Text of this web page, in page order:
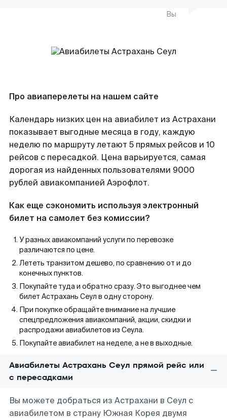
Вы
Про авиаперелеты на нашем сайте
Календарь низких цен на авиабилет из Астрахани
показывает выгодные месяца в году, каждую
неделю по маршруту летают 5 прямых рейсов и 10
рейсов с пересадкой. Цена варьируется, самая
дорогая из найденных пользователями 9000
рублей авиакомпанией Аэрофлот.
Как еще сэкономить используя электронный
билет на самолет без комиссии?
У разных авиакомпаний услуги по перевозке
различаются по цене.
Лететь транзитом дешево, по сравнению от и до
конечных пунктов.
Покупайте туда и обратно сразу. Это выгоднее чем
билет Астрахань Сеул в одну сторону.
При покупке обращайте внимание на лучшие
спецпредложения авиакомпаний, акции, скидки и
распродажи авиабилетов из Сеула.
Покупайте авиабилет на неделе, а не в выходные.
Авиабилеты Астрахань Сеул прямой рейс или
с пересадками
Вы можете добраться из Астрахани в Сеул с
авиабилетом в страну Южная Корея двумя